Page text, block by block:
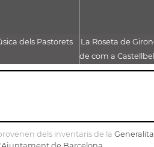
dels Pastorets
La Roseta de
de com a
borbons a la
dels inventaris de la